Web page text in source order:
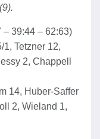
– 39:44 – 62:63)
Tetzner 12,
2, Chappell
14, Huber-Saffer
2, Wieland 1,